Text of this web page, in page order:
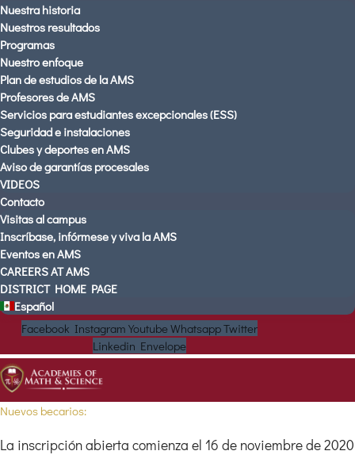
Nuestra historia
Nuestros resultados
Programas
Nuestro enfoque
Plan de estudios de la AMS
Profesores de AMS
Servicios para estudiantes excepcionales (ESS)
Seguridad e instalaciones
Clubes y deportes en AMS
Aviso de garantías procesales
VIDEOS
Contacto
Visitas al campus
Inscríbase, infórmese y viva la AMS
Eventos en AMS
CAREERS AT AMS
DISTRICT HOME PAGE
Español
Facebook Instagram Youtube WhatsappTwitter
Linkedin Envelope
Nuevos becarios:
La inscripción abierta comienza el 16 de noviembre de 2020